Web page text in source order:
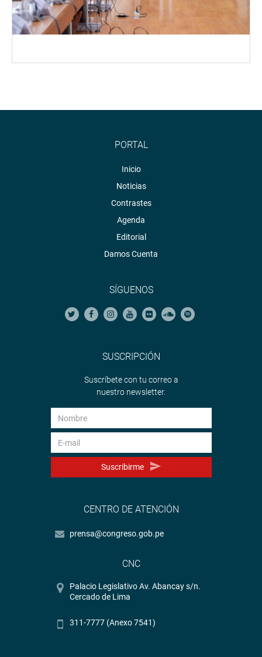
PORTAL
Inicio
Noticias
Contrastes
Agenda
Editorial
Damos Cuenta
SÍGUENOS
SUSCRIPCIÓN
Suscríbete con tu correo a
nuestro newsletter.
Suscribirme
CENTRO DE ATENCIÓN
prensa@congreso.gob.pe
CNC
Palacio Legislativo Av. Abancay s/n.
Cercado de Lima
311-7777 (Anexo 7541)